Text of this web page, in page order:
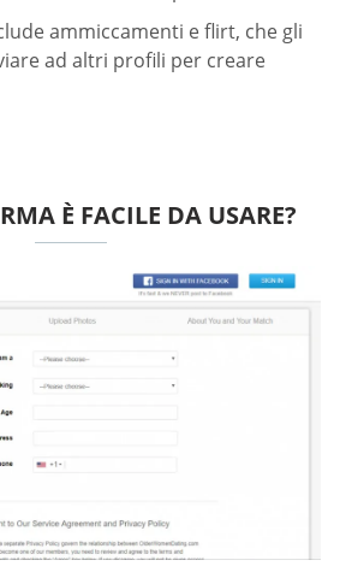
ammiccamenti e flirt, che gli
ad altri profili per creare
È FACILE DA USARE?